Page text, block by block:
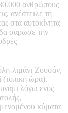
ανθρώπους
ανέστειλε τη
στα αυτοκίνητα
σάρωσε την
λιμάνι Ζουσάν,
(τοπική ώρα).
λόγω ενός
κύματα